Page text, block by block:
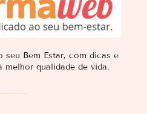
seu Bem Estar, com dicas e
melhor qualidade de vida.